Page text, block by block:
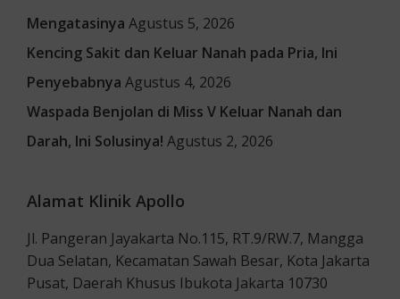
Mengatasinya Agustus 5, 2026
Kencing Sakit dan Keluar Nanah pada Pria, Ini
Penyebabnya Agustus 4, 2026
Waspada Benjolan di Miss V Keluar Nanah dan
Darah, Ini Solusinya! Agustus 2, 2026
Alamat Klinik Apollo
Jl. Pangeran Jayakarta No.115, RT.9/RW.7, Mangga
Dua Selatan, Kecamatan Sawah Besar, Kota Jakarta
Pusat, Daerah Khusus Ibukota Jakarta 10730